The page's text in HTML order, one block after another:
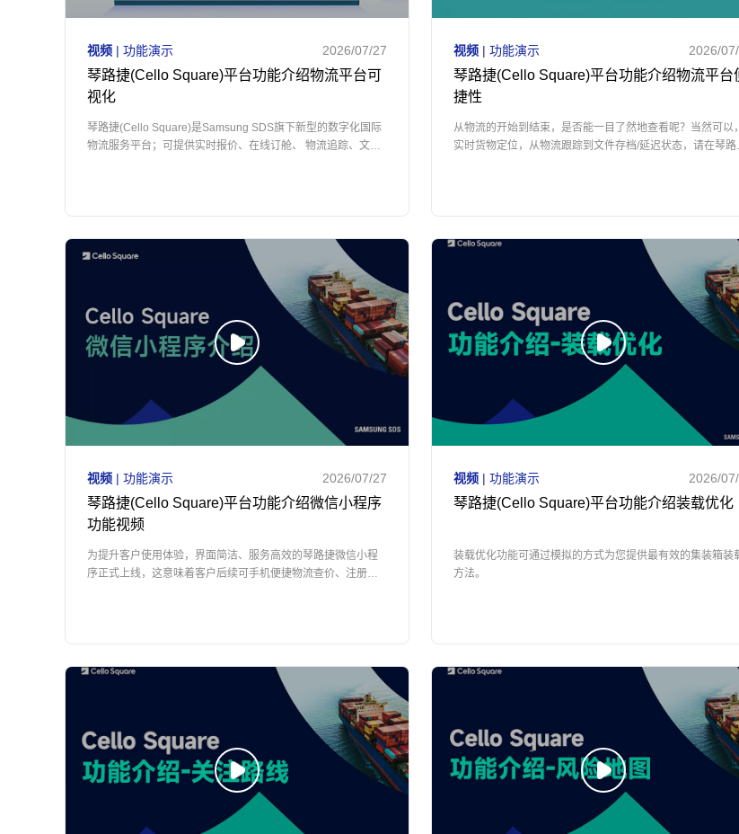
视频 | 功能演示 2026/07/27
琴路捷(Cello Square)平台功能介绍物流平台可
视化
琴路捷(Cello Square)是Samsung SDS旗下新型的数字化国际
物流服务平台；可提供实时报价、在线订舱、 物流追踪、文件
视频 | 功能演示 2026/
琴路捷(Cello Square)平台功能介绍物流平台
捷性
从物流的开始到结束，是否能一目了然地查看呢？当然可以，
实时货物定位，从物流跟踪到文件存档/延迟状态，请在琴路
视频 | 功能演示 2026/07/27
琴路捷(Cello Square)平台功能介绍微信小程序
功能视频
为提升客户使用体验，界面简洁、服务高效的琴路捷微信小程
序正式上线，这意味着客户后续可手机便捷物流查价、注册会
视频 | 功能演示 2026/
琴路捷(Cello Square)平台功能介绍装载优化
装载优化功能可通过模拟的方式为您提供最有效的集装箱装
方法。